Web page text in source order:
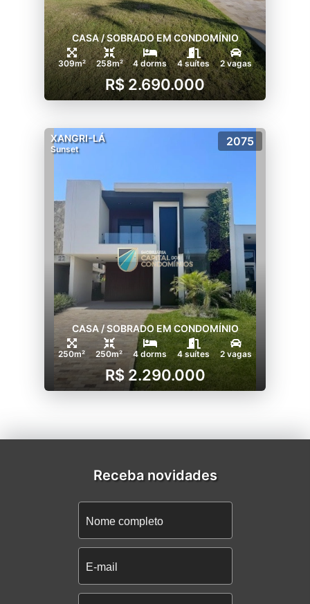
CASA / SOBRADO EM CONDOMÍNIO
309m² 258m² 4 dorms 4 suítes 2 vagas
R$ 2.690.000
XANGRI-LÁ
Sunset
2075
CASA / SOBRADO EM CONDOMÍNIO
250m² 250m² 4 dorms 4 suítes 2 vagas
R$ 2.290.000
Receba novidades